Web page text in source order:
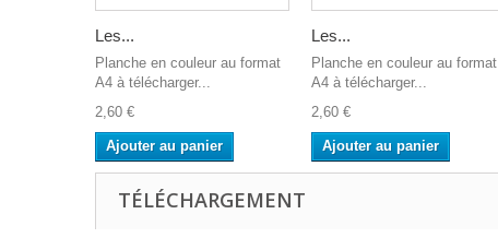
Les...
Planche en couleur au format
A4 à télécharger...
2,60 €
Ajouter au panier
Les...
Planche en couleur au format
A4 à télécharger...
2,60 €
Ajouter au panier
TÉLÉCHARGEMENT